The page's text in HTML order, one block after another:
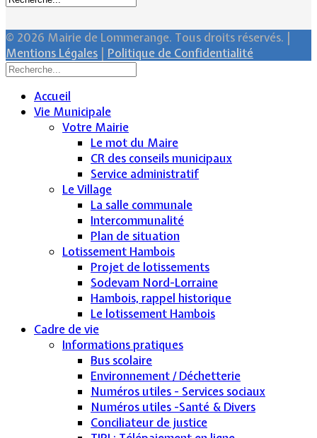
© 2026 Mairie de Lommerange. Tous droits réservés. |
Mentions Légales
Politique de Confidentialité
Accueil
Vie Municipale
Votre Mairie
Le mot du Maire
CR des conseils municipaux
Service administratif
Le Village
La salle communale
Intercommunalité
Plan de situation
Lotissement Hambois
Projet de lotissements
Sodevam Nord-Lorraine
Hambois, rappel historique
Le lotissement Hambois
Cadre de vie
Informations pratiques
Bus scolaire
Environnement / Déchetterie
Numéros utiles - Services sociaux
Numéros utiles -Santé & Divers
Conciliateur de justice